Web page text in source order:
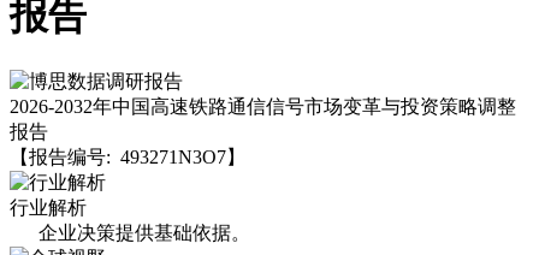
报告
2026-2032年中国高速铁路通信信号市场变革与投资策略调整
报告
【报告编号: 493271N3O7】
行业解析
企业决策提供基础依据。